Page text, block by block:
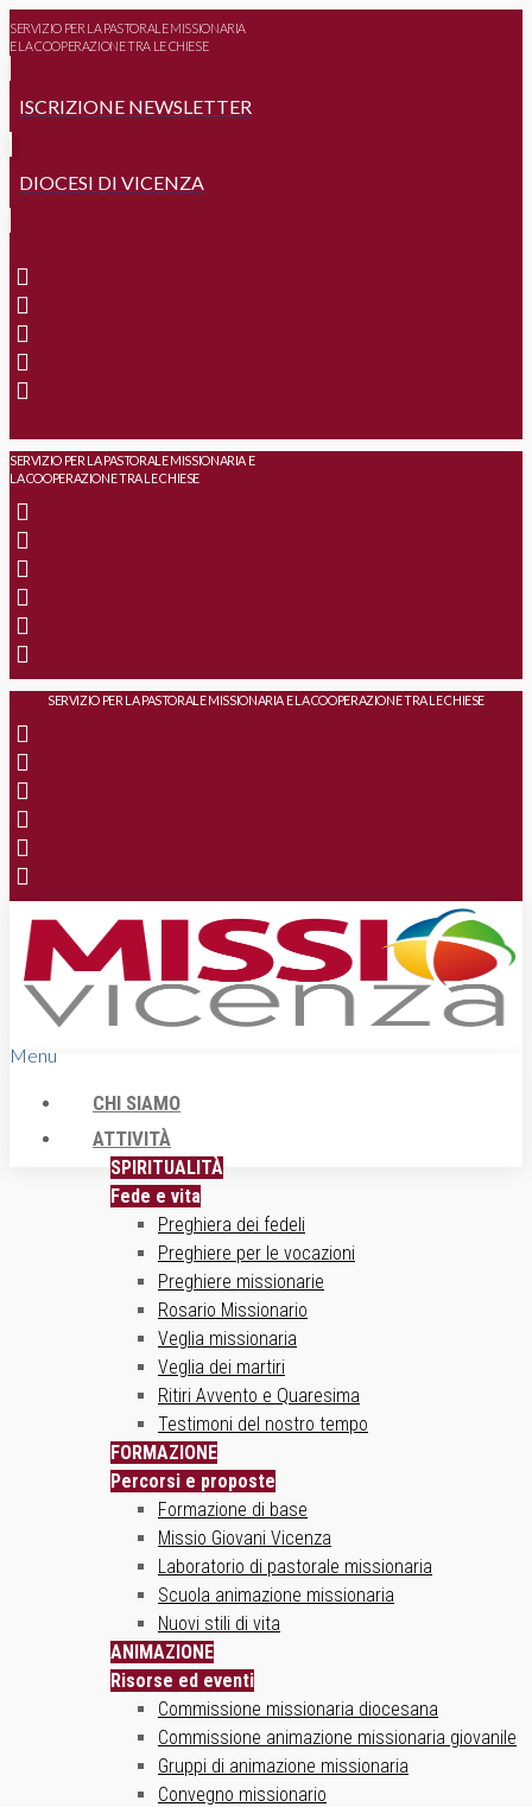
SERVIZIO PER LA PASTORALE MISSIONARIA
E LA COOPERAZIONE TRA LE CHIESE
ISCRIZIONE NEWSLETTER
DIOCESI DI VICENZA
SERVIZIO PER LA PASTORALE MISSIONARIA E
LA COOPERAZIONE TRA LE CHIESE
SERVIZIO PER LA PASTORALE MISSIONARIA E LA COOPERAZIONE TRA LE CHIESE
Menu
CHI SIAMO
ATTIVITÀ
SPIRITUALITÀ
Fede e vita
Preghiera dei fedeli
Preghiere per le vocazioni
Preghiere missionarie
Rosario Missionario
Veglia missionaria
Veglia dei martiri
Ritiri Avvento e Quaresima
Testimoni del nostro tempo
FORMAZIONE
Percorsi e proposte
Formazione di base
Missio Giovani Vicenza
Laboratorio di pastorale missionaria
Scuola animazione missionaria
Nuovi stili di vita
ANIMAZIONE
Risorse ed eventi
Commissione missionaria diocesana
Commissione animazione missionaria giovanile
Gruppi di animazione missionaria
Convegno missionario